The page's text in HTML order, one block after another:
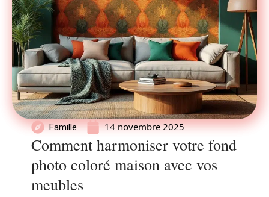
Famille 14 novembre 2025
Comment harmoniser votre fond
photo coloré maison avec vos
meubles